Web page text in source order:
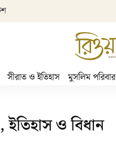
সীরাত ও ইতিহাস মুসলিম পরিবার
ইতিহাস ও বিধান